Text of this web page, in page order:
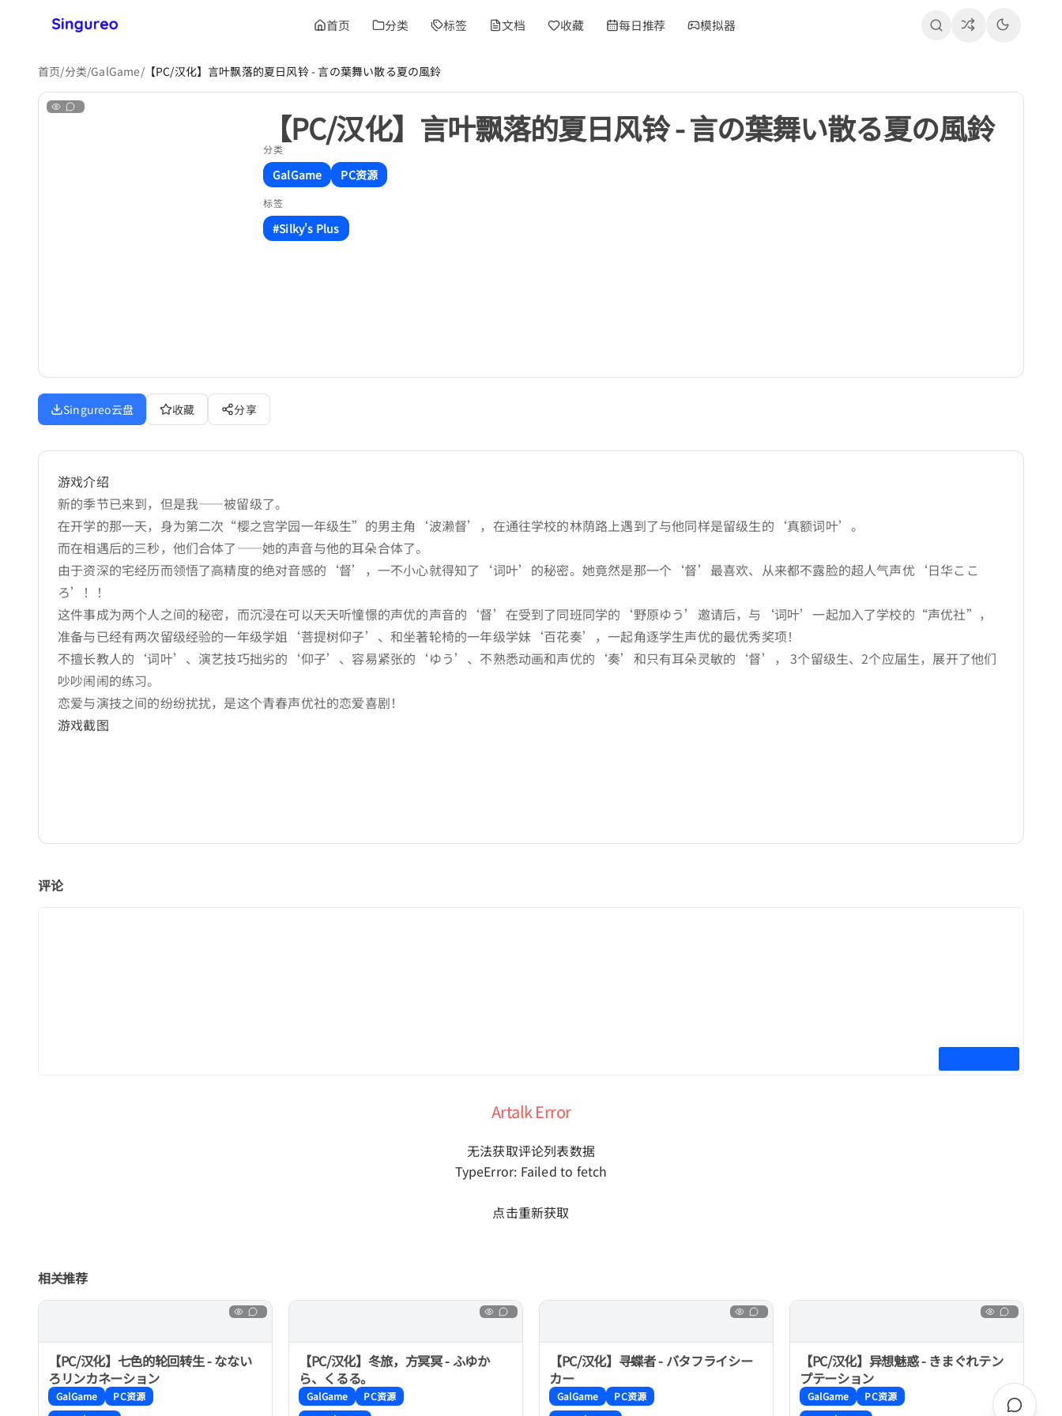
首页 分类 标签 文档 收藏 每日推荐 模拟器
首页/分类/GalGame/【PC/汉化】言叶飘落的夏日风铃 - 言の葉舞い散る夏の風鈴
【PC/汉化】言叶飘落的夏日风铃 - 言の葉舞い散る夏の風鈴
分类
GalGame PC资源
标签
#Silky's Plus
Singureo云盘 收藏 分享
游戏介绍
新的季节已来到，但是我——被留级了。
在开学的那一天，身为第二次“樱之宫学园一年级生”的男主角‘波濑督’，在通往学校的林荫路上遇到了与他同样是留级生的‘真额词叶’。
而在相遇后的三秒，他们合体了——她的声音与他的耳朵合体了。
由于资深的宅经历而领悟了高精度的绝对音感的‘督’，一不小心就得知了‘词叶’的秘密。她竟然是那一个‘督’最喜欢、从来都不露脸的超人气声优‘日华ここ
ろ’！！
这件事成为两个人之间的秘密，而沉浸在可以天天听憧憬的声优的声音的‘督’在受到了同班同学的‘野原ゆう’邀请后，与‘词叶’一起加入了学校的“声优社”，
准备与已经有两次留级经验的一年级学姐‘菩提树仰子’、和坐著轮椅的一年级学妹‘百花奏’，一起角逐学生声优的最优秀奖项！
不擅长教人的‘词叶’、演艺技巧拙劣的‘仰子’、容易紧张的‘ゆう’、不熟悉动画和声优的‘奏’和只有耳朵灵敏的‘督’， 3个留级生、2个应届生，展开了他们
吵吵闹闹的练习。
恋爱与演技之间的纷纷扰扰，是这个青春声优社的恋爱喜剧！
游戏截图
评论
Artalk Error
无法获取评论列表数据
TypeError: Failed to fetch
点击重新获取
相关推荐
【PC/汉化】七色的轮回转生 - なない
ろリンカネーション
GalGame
PC资源
【PC/汉化】冬旅，方冥冥 - ふゆか
ら、くるる。
GalGame
PC资源
【PC/汉化】寻蝶者 - バタフライシー
カー
GalGame
PC资源
【PC/汉化】异想魅惑 - きまぐれテン
プテーション
GalGame
PC资源